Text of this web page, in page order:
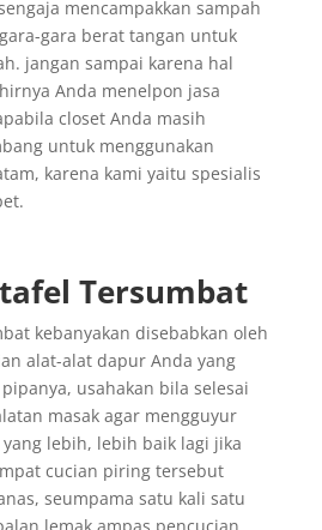
mencampakkan sampah
gara berat tangan untuk
jangan sampai karena hal
Anda menelpon jasa
closet Anda masih
untuk menggunakan
karena kami yaitu spesialis
Tersumbat
kebanyakan disebabkan oleh
alat-alat dapur Anda yang
usahakan bila selesai
masak agar mengguyur
lebih, lebih baik lagi jika
cucian piring tersebut
seumpama satu kali satu
lemak ampas pencucian